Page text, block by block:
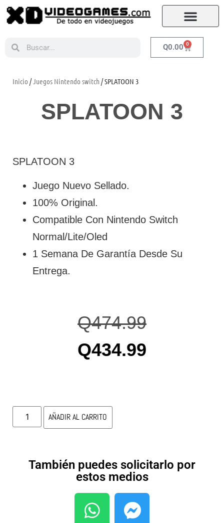
Q0.00 0
Inicio /Juegos Nintendo switch / SPLATOON 3
SPLATOON 3
SPLATOON 3
Juego Nuevo Sellado.
100% Original.
Compatible Con Nintendo Switch
Normal/Lite/Oled
1 Semana De Garantía Desde Su
Entrega.
Q474.99
Q434.99
AÑADIR AL CARRITO
También puedes solicitarlo por
estos medios